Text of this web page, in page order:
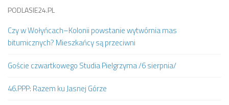
PODLASIE24.PL
Czy w Wołyńcach–Kolonii powstanie wytwórnia mas
bitumicznych? Mieszkańcy są przeciwni
Goście czwartkowego Studia Pielgrzyma /6 sierpnia/
46.PPP: Razem ku Jasnej Górze